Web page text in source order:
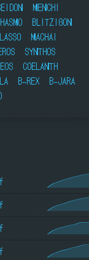
MENCHI
BLITZIGON
MACHAI
SYNTHOS
COELANTH
B-REX
B-JARA